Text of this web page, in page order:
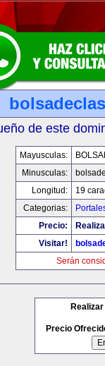
de este
Mayusculas:
Minusculas:
Longitud:
19
Categorias:
Precio:
Visitar!
Serán
Precio